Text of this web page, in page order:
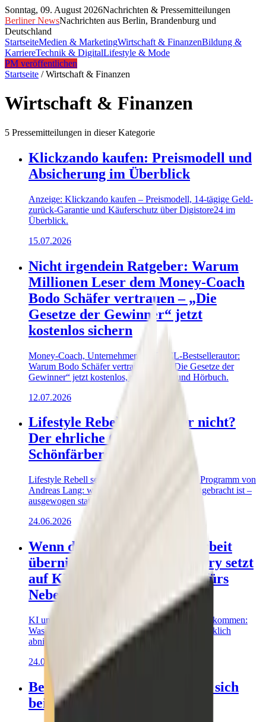
Sonntag, 09. August 2026Nachrichten & Pressemitteilungen
Berliner NewsNachrichten aus Berlin, Brandenburg und
Deutschland
StartseiteMedien & MarketingWirtschaft & FinanzenBildung &
KarriereTechnik & DigitalLifestyle & Mode
PM veröffentlichen
Startseite /Wirtschaft & Finanzen
Wirtschaft & Finanzen
5 Pressemitteilungen in dieser Kategorie
Klickzando kaufen: Preismodell und
Absicherung im Überblick
Anzeige: Klickzando kaufen – Preismodell, 14-tägige Geld-
zurück-Garantie und Käuferschutz über Digistore24 im
Überblick.
15.07.2026
Nicht irgendein Ratgeber: Warum
Millionen Leser dem Money-Coach
Bodo Schäfer vertrauen – „Die
Gesetze der Gewinner“ jetzt
kostenlos sichern
Money-Coach, Unternehmer, SPIEGEL-Bestsellerautor:
Warum Bodo Schäfer vertraut wird – „Die Gesetze der
Gewinner“ jetzt kostenlos, mit E-Book und Hörbuch.
12.07.2026
Lifestyle Rebell seriös oder nicht?
Der ehrliche Check ohne
Schönfärberei
Lifestyle Rebell seriös? Ehrlicher Check zum Programm von
Andreas Lang: was überzeugt, wo Vorsicht angebracht ist –
ausgewogen statt Werbung.
24.06.2026
Wenn die Technik die Fleißarbeit
übernimmt: Done4You Mastery setzt
auf KI und Automatisierung fürs
Nebeneinkommen
KI und Automatisierung als Motor fürs Nebeneinkommen:
Was Done4You Mastery von Ruwen Schäfer wirklich
abnimmt – und was nicht.
24.06.2026
Berliner Unternehmer treffen sich
beim UnternehmerNetzwer